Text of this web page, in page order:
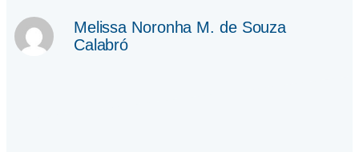
Melissa Noronha M. de Souza
Calabró